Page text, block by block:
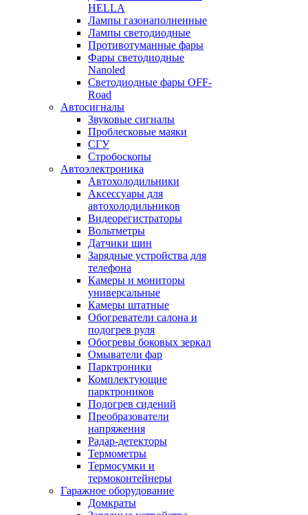
HELLA
Лампы газонаполненные
Лампы светодиодные
Противотуманные фары
Фары светодиодные
Nanoled
Светодиодные фары OFF-
Road
Автосигналы
Звуковые сигналы
Проблесковые маяки
СГУ
Стробоскопы
Автоэлектроника
Автохолодильники
Аксессуары для
автохолодильников
Видеорегистраторы
Вольтметры
Датчики шин
Зарядные устройства для
телефона
Камеры и мониторы
универсальные
Камеры штатные
Обогреватели салона и
подогрев руля
Обогревы боковых зеркал
Омыватели фар
Парктроники
Комплектующие
парктроников
Подогрев сидений
Преобразователи
напряжения
Радар-детекторы
Термометры
Термосумки и
термоконтейнеры
Гаражное оборудование
Домкраты